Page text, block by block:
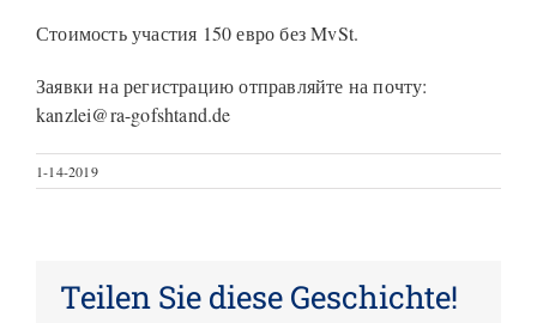
Стоимость участия 150 евро без MvSt.
Заявки на регистрацию отправляйте на почту:
kanzlei@ra-gofshtand.de
1-14-2019
Teilen Sie diese Geschichte!